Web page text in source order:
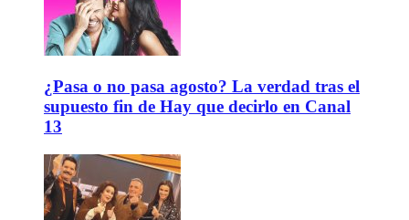
¿Pasa o no pasa agosto? La verdad tras el
supuesto fin de Hay que decirlo en Canal
13